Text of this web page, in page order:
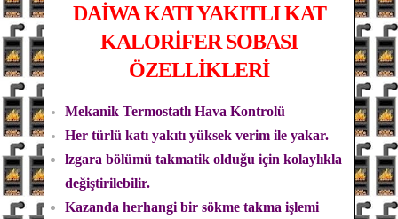
DAİWAKATI YAKITLI KAT
KALORİFER SOBASI
ÖZELLİKLERİ
Mekanik Termostatlı Hava Kontrolü
Her türlü katı yakıtı yüksek verim ile yakar.
lzgara bölümü takmatik olduğu için kolaylıkla
değiştirilebilir.
Kazanda herhangi bir sökme takma işlemi